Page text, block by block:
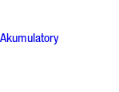
Akumulatory